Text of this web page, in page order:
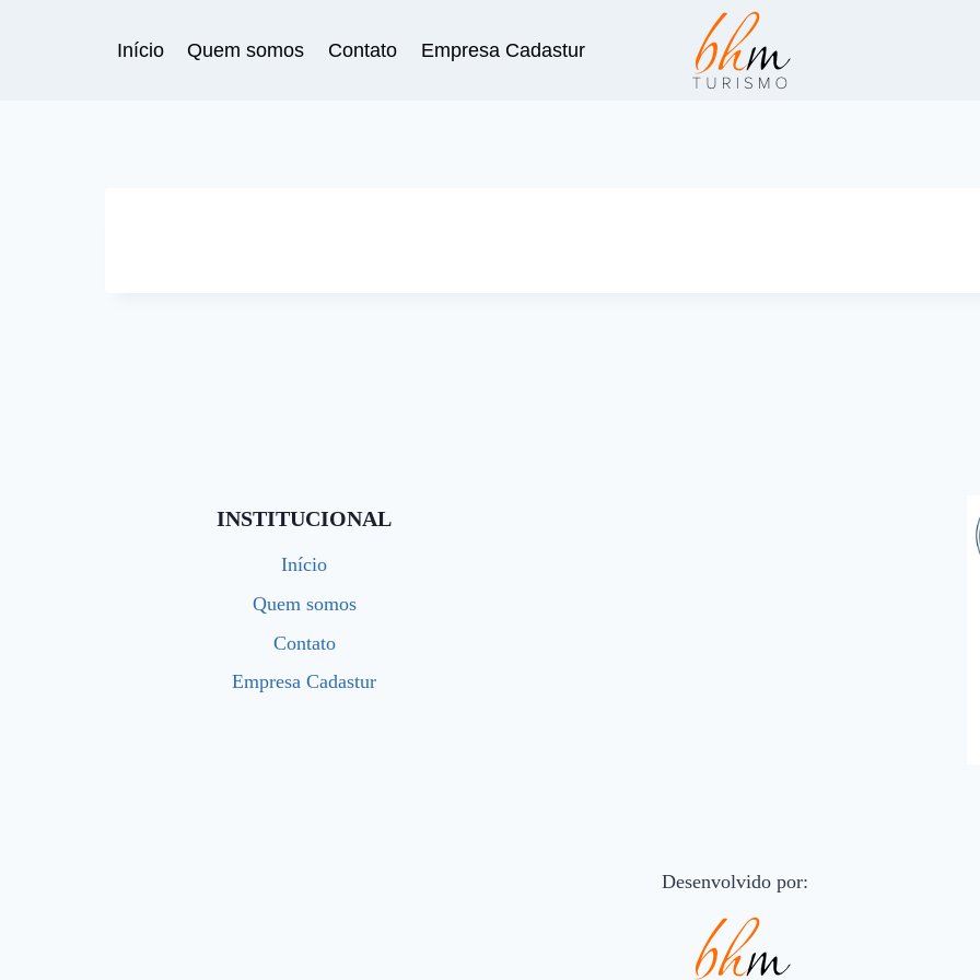
Início Quem somos Contato Empresa Cadastur
INSTITUCIONAL
Início
Quem somos
Contato
Empresa Cadastur
Desenvolvido por: